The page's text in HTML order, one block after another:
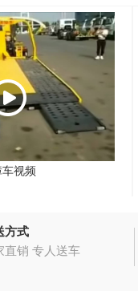
视频
方式
直销 专人送车